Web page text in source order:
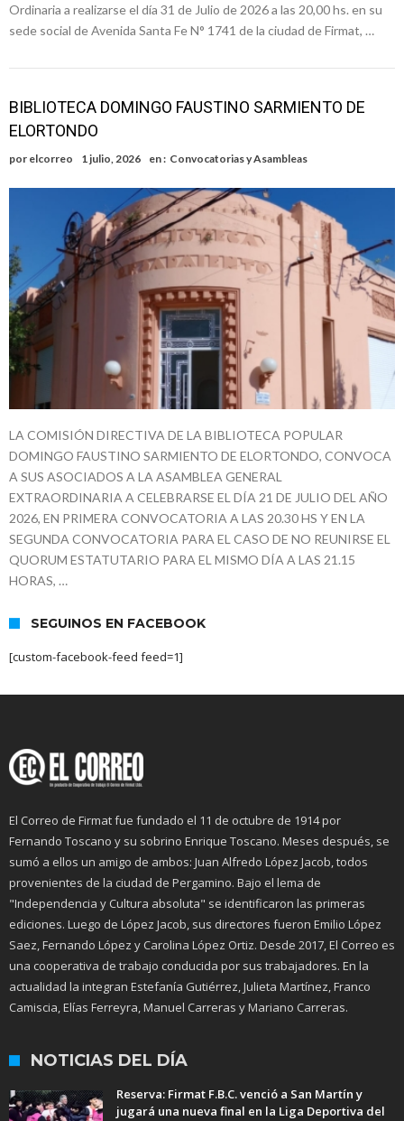
Ordinaria a realizarse el día 31 de Julio de 2026 a las 20,00 hs. en su
sede social de Avenida Santa Fe N° 1741 de la ciudad de Firmat, …
BIBLIOTECA DOMINGO FAUSTINO SARMIENTO DE
ELORTONDO
por elcorreo 1 julio, 2026 en : Convocatorias y Asambleas
LA COMISIÓN DIRECTIVA DE LA BIBLIOTECA POPULAR
DOMINGO FAUSTINO SARMIENTO DE ELORTONDO, CONVOCA
A SUS ASOCIADOS A LA ASAMBLEA GENERAL
EXTRAORDINARIA A CELEBRARSE EL DÍA 21 DE JULIO DEL AÑO
2026, EN PRIMERA CONVOCATORIA A LAS 20.30 HS Y EN LA
SEGUNDA CONVOCATORIA PARA EL CASO DE NO REUNIRSE EL
QUORUM ESTATUTARIO PARA EL MISMO DÍA A LAS 21.15
HORAS, …
SEGUINOS EN FACEBOOK
[custom-facebook-feed feed=1]
El Correo de Firmat fue fundado el 11 de octubre de 1914 por
Fernando Toscano y su sobrino Enrique Toscano. Meses después, se
sumó a ellos un amigo de ambos: Juan Alfredo López Jacob, todos
provenientes de la ciudad de Pergamino. Bajo el lema de
"Independencia y Cultura absoluta" se identificaron las primeras
ediciones. Luego de López Jacob, sus directores fueron Emilio López
Saez, Fernando López y Carolina López Ortiz. Desde 2017, El Correo es
una cooperativa de trabajo conducida por sus trabajadores. En la
actualidad la integran Estefanía Gutiérrez, Julieta Martínez, Franco
Camiscia, Elías Ferreyra, Manuel Carreras y Mariano Carreras.
NOTICIAS DEL DÍA
Reserva: Firmat F.B.C. venció a San Martín y
jugará una nueva final en la Liga Deportiva del